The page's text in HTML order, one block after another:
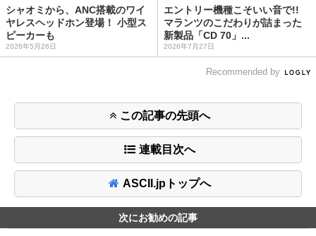
シャオミから、ANC搭載のワイ
ヤレスヘッドホン登場！ 小型ス
ピーカーも
2026年5月26日
エントリー機種こそいい音で!!
マランツのこだわりが詰まった
新製品「CD 70」...
2026年7月27日
Recommended by
この記事の先頭へ
連載目次へ
ASCII.jpトップへ
次にお勧めの記事